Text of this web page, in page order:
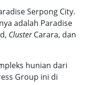
Serpong City.
adalah Paradise
, ClusterCarara, dan
hunian dari
Group ini di